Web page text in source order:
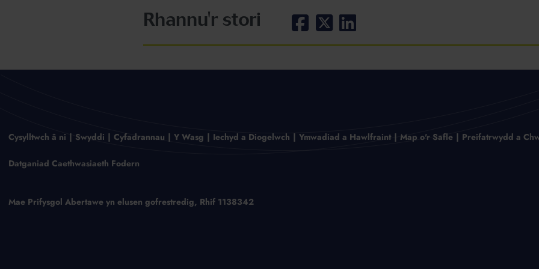
Rhannu'r stori
Cysylltwch â ni Swyddi Cyfadrannau Y Wasg Iechyd a Diogelwch Ymwadiad a Hawlfraint Map o'r Safle Preifatrwydd a
Datganiad Caethwasiaeth Fodern
Mae Prifysgol Abertawe yn elusen gofrestredig, Rhif 1138342